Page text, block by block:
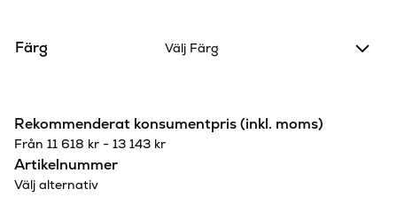
Färg Välj Färg
Rekommenderat konsumentpris (inkl. moms)
Från 11 618 kr - 13 143 kr
Artikelnummer
Välj alternativ